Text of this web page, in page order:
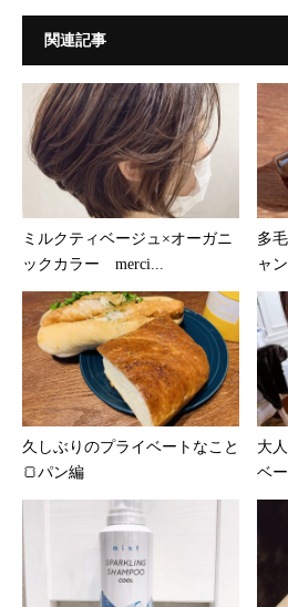
関連記事
ミルクティベージュ×オーガニ
ックカラー merci...
多
ャ
久しぶりのプライベートなこと
🍞パン編
大
ベ